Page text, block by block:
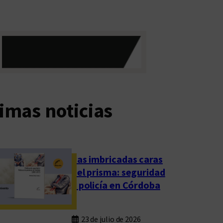
noticias
Las imbricadas caras
del prisma: seguridad
y policía en Córdoba
23 de julio de 2026